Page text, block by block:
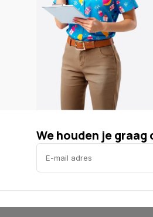
We houden je